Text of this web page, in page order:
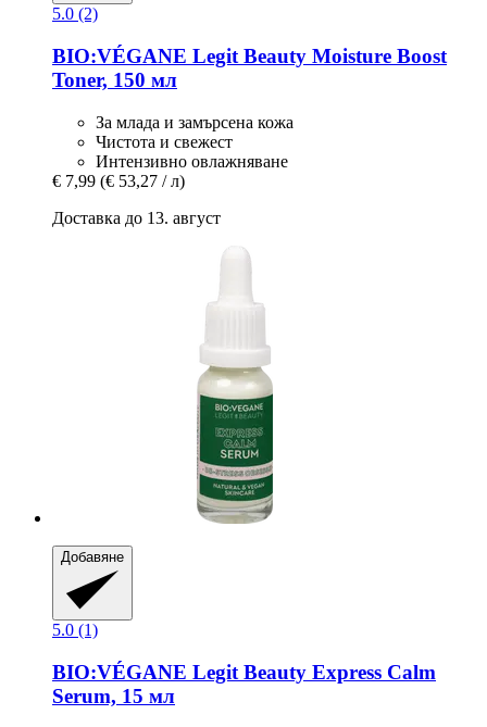
5.0 (2)
BIO:VÉGANE Legit Beauty Moisture Boost
Toner, 150 мл
За млада и замърсена кожа
Чистота и свежест
Интензивно овлажняване
€ 7,99 (€ 53,27 / л)
Доставка до 13. август
Добавяне
5.0 (1)
BIO:VÉGANE Legit Beauty Express Calm
Serum, 15 мл